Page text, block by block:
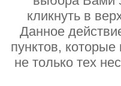
кликнуть в
Данное
пунктов,
не только тех